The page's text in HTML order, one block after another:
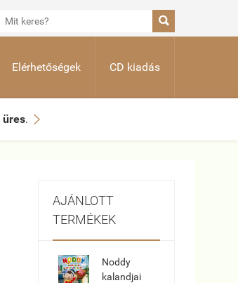

Elérhetőségek CD kiadás
üres. 
AJÁNLOTT
TERMÉKEK
Noddy
kalandjai